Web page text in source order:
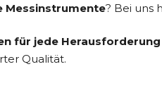
Messinstrumente? Bei uns
für jede
Qualität.